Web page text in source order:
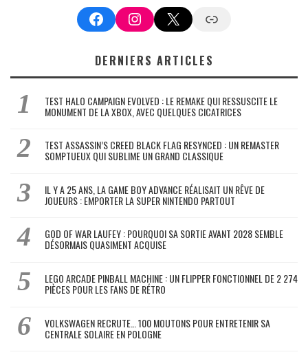
FacebookInstagram
X Google News
DERNIERS ARTICLES
TEST HALO CAMPAIGN EVOLVED : LE REMAKE QUI RESSUSCITE LE
MONUMENT DE LA XBOX, AVEC QUELQUES CICATRICES
TEST ASSASSIN’S CREED BLACK FLAG RESYNCED : UN REMASTER
SOMPTUEUX QUI SUBLIME UN GRAND CLASSIQUE
IL Y A 25 ANS, LA GAME BOY ADVANCE RÉALISAIT UN RÊVE DE
JOUEURS : EMPORTER LA SUPER NINTENDO PARTOUT
GOD OF WAR LAUFEY : POURQUOI SA SORTIE AVANT 2028 SEMBLE
DÉSORMAIS QUASIMENT ACQUISE
LEGO ARCADE PINBALL MACHINE : UN FLIPPER FONCTIONNEL DE 2 274
PIÈCES POUR LES FANS DE RÉTRO
VOLKSWAGEN RECRUTE… 100 MOUTONS POUR ENTRETENIR SA
CENTRALE SOLAIRE EN POLOGNE